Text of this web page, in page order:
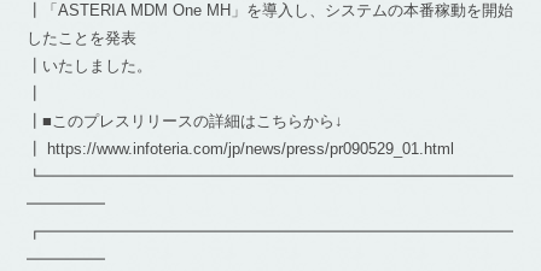
┃「ASTERIA MDM One MH」を導入し、システムの本番稼動を開始
したことを発表
┃いたしました。
┃■このプレスリリースの詳細はこちらから↓
┃ https://www.infoteria.com/jp/news/press/pr090529_01.html
┗━━━━━━━━━━━━━━━━━━━━━━━━━━━━━━
━━━━━
┏━━━━━━━━━━━━━━━━━━━━━━━━━━━━━━
━━━━━